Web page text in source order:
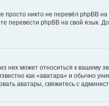
никто не перевёл phpBB
перевести phpBB на свой
них может относиться к
как «аватара» и обычно
аватары, свяжитесь с